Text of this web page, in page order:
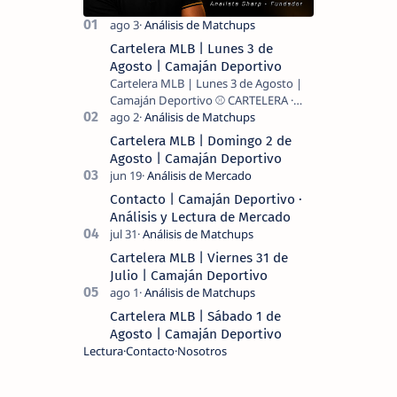
Cartelera MLB | Lunes 3 de
Agosto | Camaján Deportivo
Cartelera MLB | Lunes 3 de Agosto |
Camaján Deportivo ⚾ CARTELERA ·
Cartelera MLB | Domingo 2 de
Agosto | Camaján Deportivo
Contacto | Camaján Deportivo ·
Análisis y Lectura de Mercado
Cartelera MLB | Viernes 31 de
Julio | Camaján Deportivo
Cartelera MLB | Sábado 1 de
Agosto | Camaján Deportivo
LecturaContacto Nosotros